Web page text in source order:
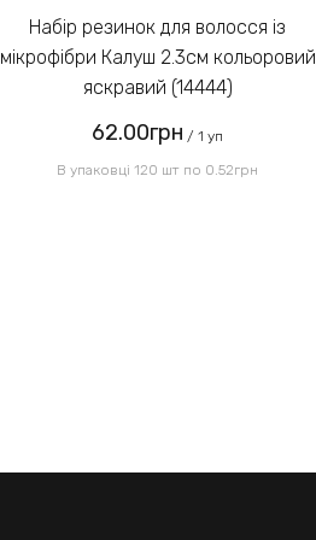
Набір резинок для волосся із
мікрофібри Калуш 2.3см кольоровий
яскравий (14444)
62.00грн / 1 уп
В упаковці 120 шт по 0.52грн